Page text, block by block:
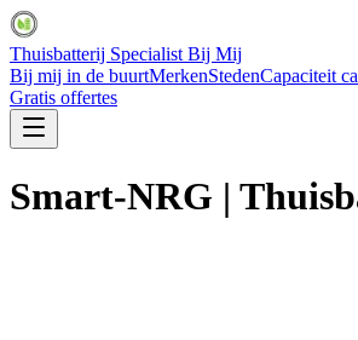
Thuisbatterij Specialist Bij Mij
Bij mij in de buurtMerkenStedenCapaciteit
Gratis offertes
Smart-NRG |